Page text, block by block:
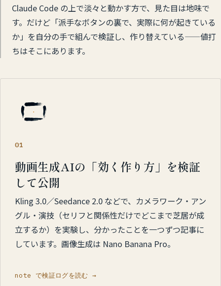
Claude Code の上で淡々と動かす方で、見た目は地味で
す。だけど「派手なボタンの裏で、実際に何が起きている
か」を自分の手で組んで検証し、作り替えている——値打
ちはそこにあります。
01
動画生成AIの「効く作り方」を検証
して公開
Kling 3.0／Seedance 2.0 などで、カメラワーク・アン
グル・演技（セリフと関係性だけでどこまで芝居が成
立するか）を実験し、分かったことを一つずつ記事に
しています。画像生成は Nano Banana Pro。
note で検証ログを読む →